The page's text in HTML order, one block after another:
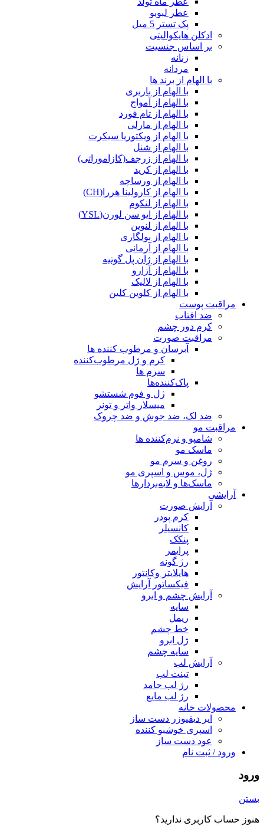
عطر لبوبو
پک تستر 5 میل
ادکلن هایکوالیتی
بر اساس جنسیت
زنانه
مردانه
با الهام از برند ها
با الهام از باربری
با الهام از آمواج
با الهام از تام فورد
با الهام از مارلی
با الهام از ویکتوریا سیکرت
با الهام از شنل
با الهام از زرجف(کازاموراتی)
با الهام از کرید
با الهام از ورساچه
با الهام از کارولینا هررا(CH)
با الهام از لنکوم
با الهام از ایو سن لورن(YSL)
با الهام از لنوین
با الهام از بولگاری
با الهام از آرمانی
با الهام از ژان پل گوتیه
با الهام از آزارو
با الهام از لالیک
با الهام از کلوین کلین
مراقبت پوست
ضد افتاب
کرم دور چشم
مراقبت صورت
آبرسان و مرطوب کننده ها
کرم و ژل مرطوب‌کننده
سرم ها
پاک‌کننده‌ها
ژل و فوم شستشو
میسلار واتر و تونر
ضد لک، ضد جوش و ضد چروک
مراقبت مو
شامپو و نرم‌کننده ها
ماسک مو
روغن و سرم مو
ژل، موس و اسپری مو
ماسک‌ها و لایه‌بردارها
آرایشی
آرایش صورت
کرم پودر
کانسیلر
پنکک
پرایمر
رژ گونه
هایلایتر وکانتور
فیکساتور آرایش
آرایش چشم و ابرو
سایه
ریمل
خط چشم
ژل ابرو
سایه چشم
آرایش لب
تینت لب
رژ لب جامد
رژ لب مایع
محصولات خانه
ایر دیفیوزر دست ساز
اسپری خوشبو کننده
عود دست ساز
ورود / ثبت نام
ورود
بستن
هنوز حساب کاربری ندارید؟